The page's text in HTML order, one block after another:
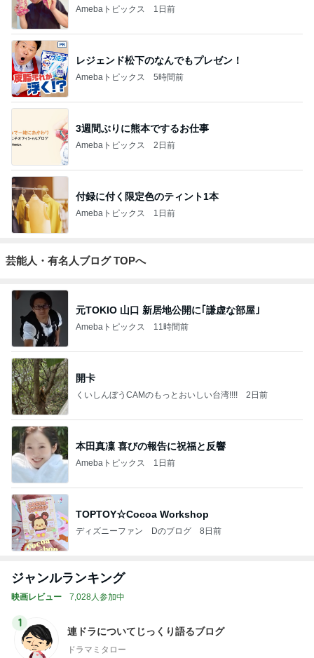
Amebaトピックス 1日前
レジェンド松下のなんでもプレゼン！
Amebaトピックス 5時間前
3週間ぶりに熊本でするお仕事
Amebaトピックス 2日前
付録に付く限定色のティント1本
Amebaトピックス 1日前
芸能人・有名人ブログ TOPへ
元TOKIO 山口 新居地公開に｢謙虚な部屋｣
Amebaトピックス 11時間前
開卡
くいしんぼうCAMのもっとおいしい台湾!!!! 2日前
本田真凜 喜びの報告に祝福と反響
Amebaトピックス 1日前
TOPTOY☆Cocoa Workshop
ディズニーファン Dのブログ 8日前
ジャンルランキング
映画レビュー 7,028人参加中
1
連ドラについてじっくり語るブログ
ドラマミタロー